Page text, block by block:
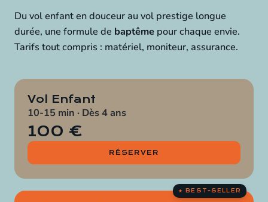
Du vol enfant en douceur au vol prestige longue
durée, une formule de baptême pour chaque envie.
Tarifs tout compris : matériel, moniteur, assurance.
Vol Enfant
10-15 min · Dès 4 ans
100 €
RÉSERVER